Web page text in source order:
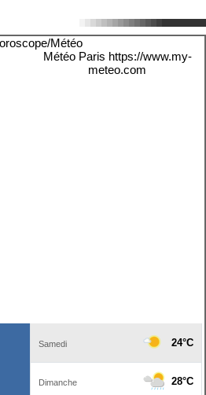
Météo Paris https://www.my-
meteo.com